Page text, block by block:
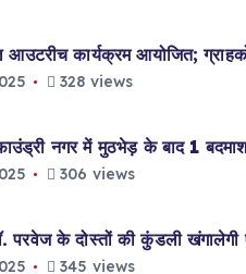
कार्यक्रम आयोजित;
328 views
नगर में मुठभेड़ के बाद 1 बदमाश
306 views
के दोस्तों की कुंडली खंगालेगी
345 views